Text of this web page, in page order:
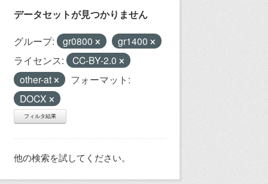
データセットが見つかりません
グループ: gr0800
gr1400
ライセンス:
CC-BY-2.0
other-at
フォーマット:
DOCX
フィルタ結果
他の検索を試してください。